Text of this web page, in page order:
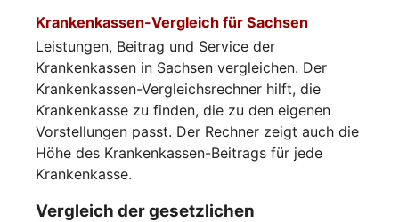
Krankenkassen-Vergleich für Sachsen
Leistungen, Beitrag und Service der
Krankenkassen in Sachsen vergleichen. Der
Krankenkassen-Vergleichsrechner hilft, die
Krankenkasse zu finden, die zu den eigenen
Vorstellungen passt. Der Rechner zeigt auch die
Höhe des Krankenkassen-Beitrags für jede
Krankenkasse.
Vergleich der gesetzlichen